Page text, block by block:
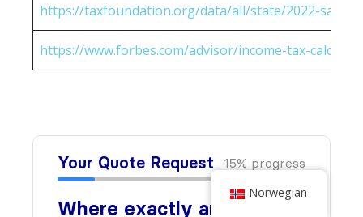
https://taxfoundation.org/data/all/state/2022-sales-
https://www.forbes.com/advisor/income-tax-
Norwegian